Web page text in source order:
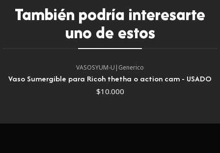
del dial de distancia.
Puntuación de visibilidad de la imagen:
Características especiales:Lectura en el visor (en
ventana de lado a lado)
También podría interesarte
uno de estos
VASOSYUM-U | Generico
Vaso Sumergible para Ricoh thetha o action cam - USADO
$10.000